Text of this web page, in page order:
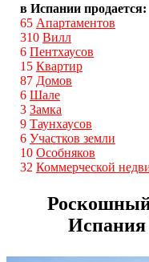
в Испании продается:
65 Апартаментов
310 Вилл
6 Пентхаусов
15 Квартир
87 Домов
6 Шале
3 Замка
9 Таунхаусов
6 Участков земли
10 Особняков
32 Коммерческой
Роскошный
Испания